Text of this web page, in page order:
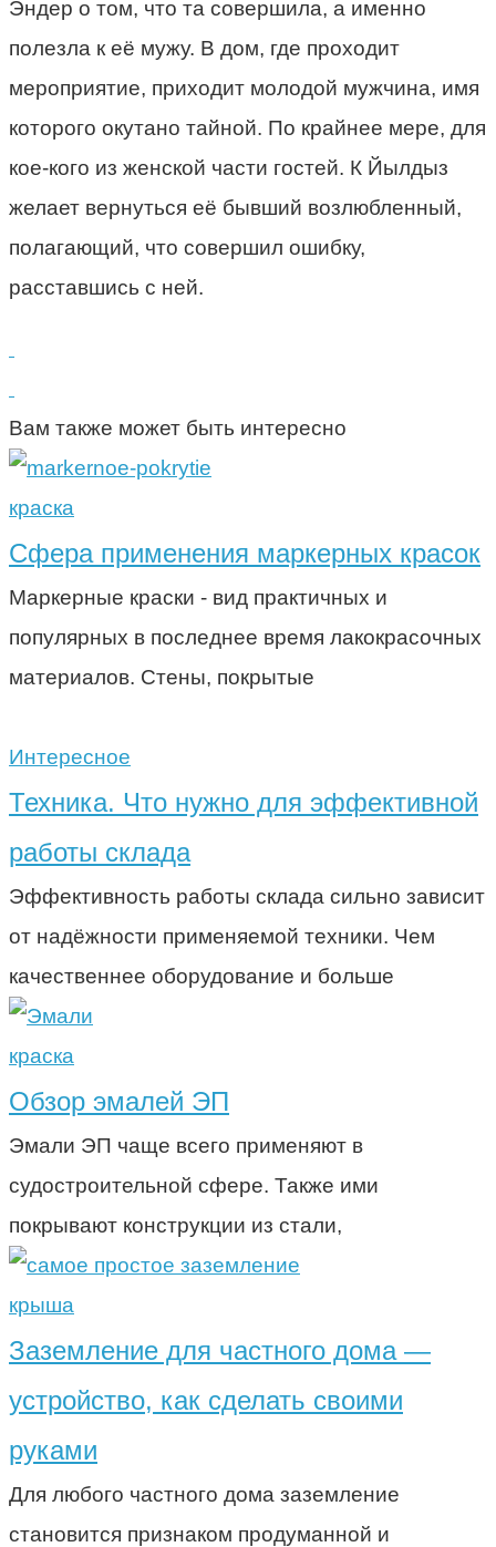
Эндер о том, что та совершила, а именно
полезла к её мужу. В дом, где проходит
мероприятие, приходит молодой мужчина, имя
которого окутано тайной. По крайнее мере, для
кое-кого из женской части гостей. К Йылдыз
желает вернуться её бывший возлюбленный,
полагающий, что совершил ошибку,
расставшись с ней.
Вам также может быть интересно
краска
Сфера применения маркерных красок
Маркерные краски - вид практичных и
популярных в последнее время лакокрасочных
материалов. Стены, покрытые
Интересное
Техника. Что нужно для эффективной
работы склада
Эффективность работы склада сильно зависит
от надёжности применяемой техники. Чем
качественнее оборудование и больше
краска
Обзор эмалей ЭП
Эмали ЭП чаще всего применяют в
судостроительной сфере. Также ими
покрывают конструкции из стали,
крыша
Заземление для частного дома —
устройство, как сделать своими
руками
Для любого частного дома заземление
становится признаком продуманной и